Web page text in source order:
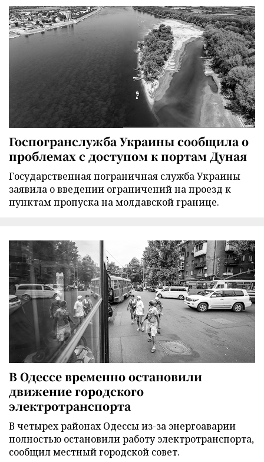
Госпогранслужба Украины сообщила о
проблемах с доступом к портам Дуная
Государственная пограничная служба Украины
заявила о введении ограничений на проезд к
пунктам пропуска на молдавской границе.
В Одессе временно остановили
движение городского
электротранспорта
В четырех районах Одессы из-за энергоаварии
полностью остановили работу электротранспорта,
сообщил местный городской совет.